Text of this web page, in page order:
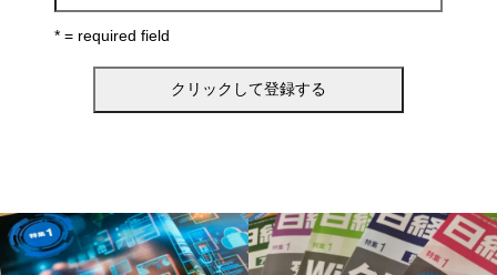
* = required field